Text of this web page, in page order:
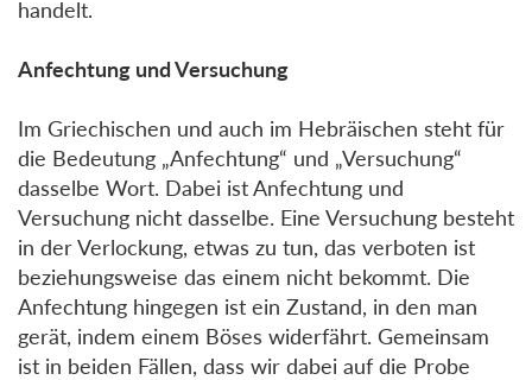
handelt.
Anfechtung und Versuchung
Im Griechischen und auch im Hebräischen steht für
die Bedeutung „Anfechtung“ und „Versuchung“
dasselbe Wort. Dabei ist Anfechtung und
Versuchung nicht dasselbe. Eine Versuchung besteht
in der Verlockung, etwas zu tun, das verboten ist
beziehungsweise das einem nicht bekommt. Die
Anfechtung hingegen ist ein Zustand, in den man
gerät, indem einem Böses widerfährt. Gemeinsam
ist in beiden Fällen, dass wir dabei auf die Probe